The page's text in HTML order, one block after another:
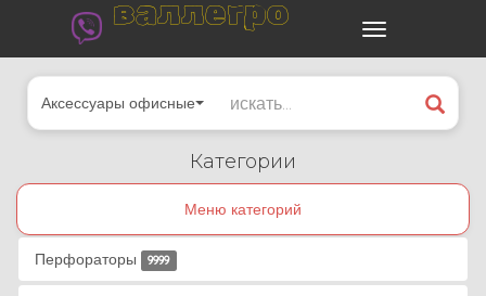
валлегро
Аксессуары офисные
Категории
Меню категорий
Перфораторы 9999